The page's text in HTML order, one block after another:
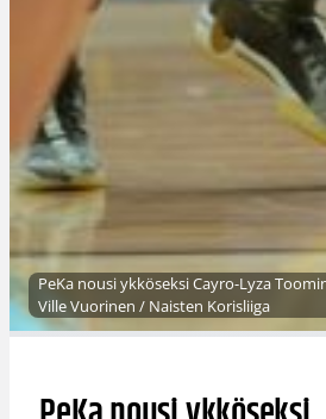
PeKa nousi ykköseksi Cayro-Lyza
Ville Vuorinen / Naisten Korisliiga